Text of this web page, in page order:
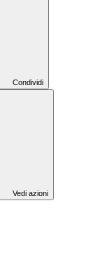
Condividi
Vedi azioni